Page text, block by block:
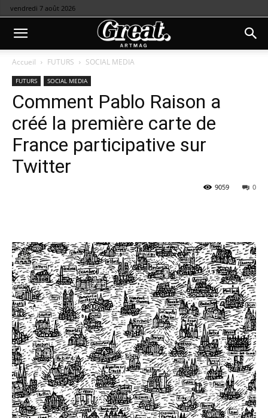
vendredi 7 août 2026
Accueil FUTURS SOCIAL MEDIA
FUTURS SOCIAL MEDIA
Comment Pablo Raison a
créé la première carte de
France participative sur
Twitter
0
9059